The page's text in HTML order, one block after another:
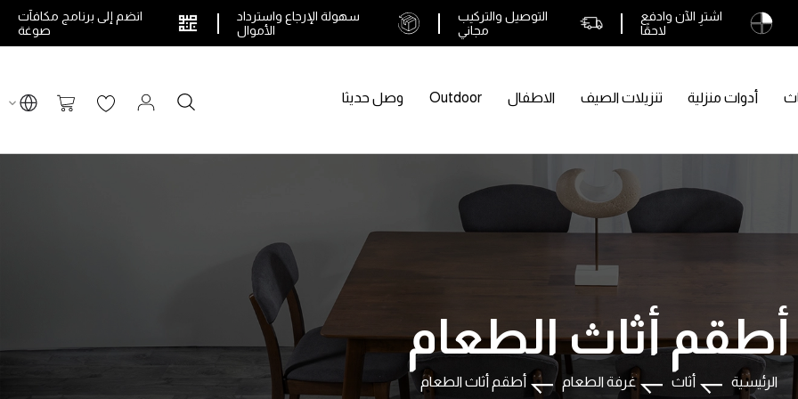
اشترِ الآن وادفع
لاحقًا
التوصيل والتركيب
مجاني
سهولة الإرجاع واسترداد
الأموال
انضم إلى برنامج مكافآت
صوغة
سلة التسوق بحث أدوات منزلية تنزيلات الصيف الاطفال Outdoor وصل حديثا
الرئيسية أثاث غرفة الطعام أطقم أثاث الطعام
أطقم أثاث الطعام